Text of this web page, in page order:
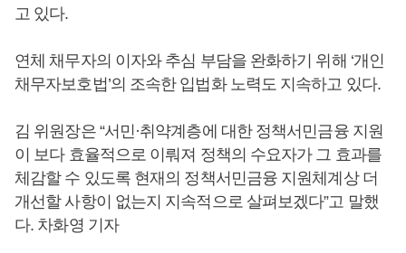
고 있다.
연체 채무자의 이자와 추심 부담을 완화하기 위해 ‘개인
채무자보호법’의 조속한 입법화 노력도 지속하고 있다.
김 위원장은 “서민·취약계층에 대한 정책서민금융 지원
이 보다 효율적으로 이뤄져 정책의 수요자가 그 효과를
체감할 수 있도록 현재의 정책서민금융 지원체계상 더
개선할 사항이 없는지 지속적으로 살펴보겠다”고 말했
다. 차화영 기자